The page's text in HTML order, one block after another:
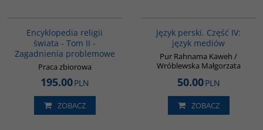
Encyklopedia religii
świata - Tom II -
Zagadnienia problemowe
Praca zbiorowa
195.00PLN
ZOBACZ
Język perski. Część IV:
język mediów
Pur Rahnama Kaweh /
Wróblewska Małgorzata
50.00PLN
ZOBACZ